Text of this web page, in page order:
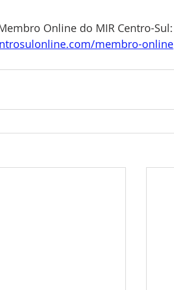
Online do MIR Centro-Sul:
membro-online